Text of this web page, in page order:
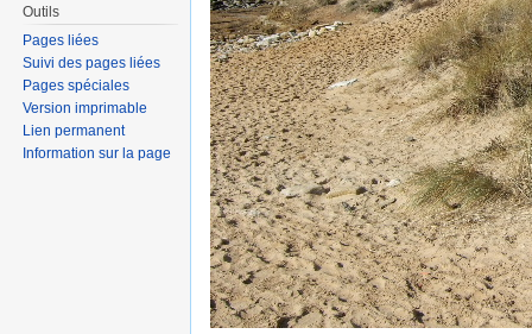
Outils
Pages liées
Suivi des pages liées
Pages spéciales
Version imprimable
Lien permanent
Information sur la page